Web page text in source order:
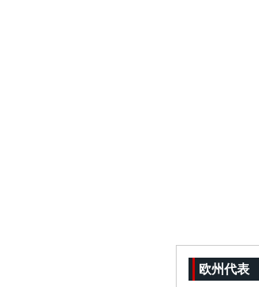
欧州代表